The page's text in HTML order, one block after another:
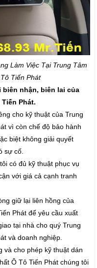
Làm Việc Tại Trung Tâm
Tiến Phát
biên nhận, biên lai của
Tiến Phát.
cho kỹ thuật của Trung
vì còn chế độ bảo hành
biệt không giải quyết
sự cố.
có đủ kỹ thuật phục vụ
với giá cả cạnh tranh
giữ lại liên hồng của
Phát để yêu cầu xuất
tại nhà cho quý Trung
và doanh nghiệp.
và cho phép kỹ thuật dán
Ô Tô Tiến Phát chúng tôi